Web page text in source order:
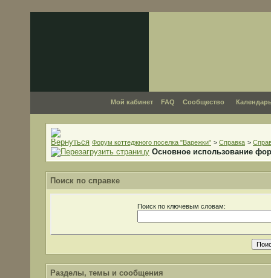
Мой кабинет FAQ Сообщество
Форум коттеджного поселка "Варежки" > Справка >
Основное использование
Поиск по справке
Поиск по ключевым словам:
Разделы, темы и сообщения